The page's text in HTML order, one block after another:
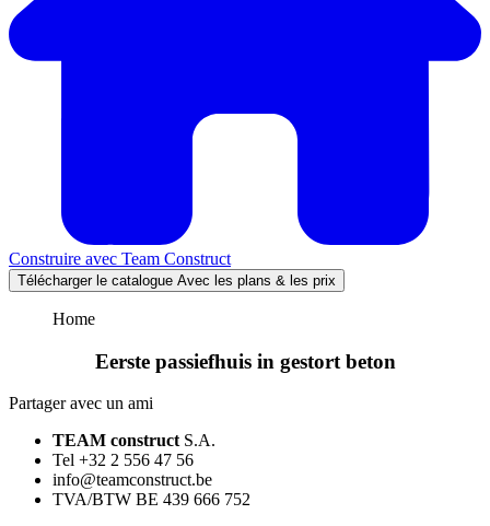
Construire avec Team Construct
Télécharger le catalogue Avec les plans & les prix
Home
Eerste passiefhuis in gestort beton
Partager avec un ami
TEAM constructS.A.
Tel +32 2 556 47 56
info@teamconstruct.be
TVA/BTW BE 439 666 752